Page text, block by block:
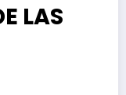
LAS